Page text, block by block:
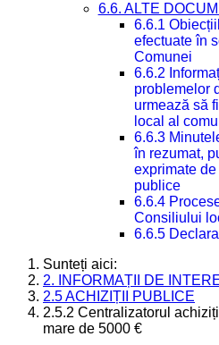
6.6. ALTE
6.6.1
efectuate în
Comunei
6.6.2
problemelor
urmează să
local al
6.6.3
în rezumat,
exprimate
publice
6.6.4
Consiliului
6.6.5
Sunteți aici:
2. INFORMAȚII DE
2.5 ACHIZIȚII PUBLICE
2.5.2 Centralizatorul
mare de 5000 €